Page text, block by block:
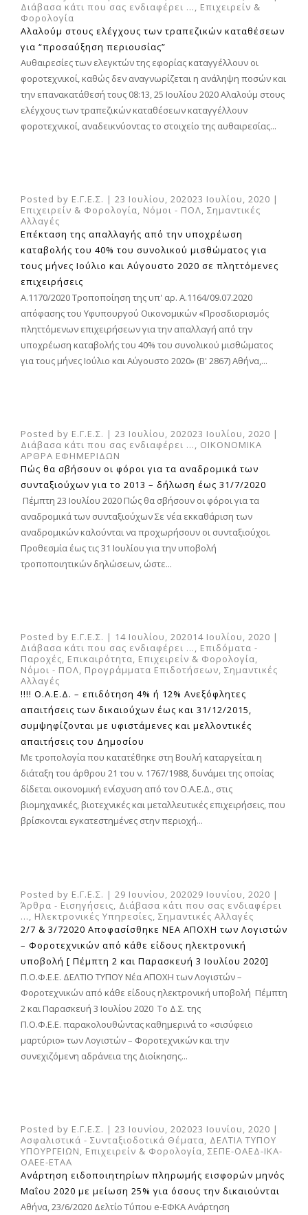
Διάβασα κάτι που σας ενδιαφέρει ..., Επιχειρείν &
Φορολογία
Αλαλούμ στους ελέγχους των τραπεζικών καταθέσεων
για “προσαύξηση περιουσίας”
Αυθαιρεσίες των ελεγκτών της εφορίας καταγγέλλουν οι
φοροτεχνικοί, καθώς δεν αναγνωρίζεται η ανάληψη ποσών και
την επανακατάθεσή τους 08:13, 25 Ιουλίου 2020 Αλαλούμ στους
ελέγχους των τραπεζικών καταθέσεων καταγγέλλουν
φοροτεχνικοί, αναδεικνύοντας το στοιχείο της αυθαιρεσίας...
Posted by Ε.Γ.Ε.Σ. | 23 Ιουλίου, 202023 Ιουλίου, 2020 |
Επιχειρείν & Φορολογία, Νόμοι - ΠΟΛ, Σημαντικές
Αλλαγές
Επέκταση της απαλλαγής από την υποχρέωση
καταβολής του 40% του συνολικού μισθώματος για
τους μήνες Ιούλιο και Αύγουστο 2020 σε πληττόμενες
επιχειρήσεις
Α.1170/2020 Τροποποίηση της υπ' αρ. Α.1164/09.07.2020
απόφασης του Υφυπουργού Οικονομικών «Προσδιορισμός
πληττόμενων επιχειρήσεων για την απαλλαγή από την
υποχρέωση καταβολής του 40% του συνολικού μισθώματος
για τους μήνες Ιούλιο και Αύγουστο 2020» (Β' 2867) Αθήνα,...
Posted by Ε.Γ.Ε.Σ. | 23 Ιουλίου, 202023 Ιουλίου, 2020 |
Διάβασα κάτι που σας ενδιαφέρει ..., ΟΙΚΟΝΟΜΙΚΑ
ΑΡΘΡΑ ΕΦΗΜΕΡΙΔΩΝ
Πώς θα σβήσουν οι φόροι για τα αναδρομικά των
συνταξιούχων για το 2013 – δήλωση έως 31/7/2020
Πέμπτη 23 Ιουλίου 2020 Πώς θα σβήσουν οι φόροι για τα
αναδρομικά των συνταξιούχων Σε νέα εκκαθάριση των
αναδρομικών καλούνται να προχωρήσουν οι συνταξιούχοι.
Προθεσμία έως τις 31 Ιουλίου για την υποβολή
τροποποιητικών δηλώσεων, ώστε...
Posted by Ε.Γ.Ε.Σ. | 14 Ιουλίου, 202014 Ιουλίου, 2020 |
Διάβασα κάτι που σας ενδιαφέρει ..., Επιδόματα -
Παροχές, Επικαιρότητα, Επιχειρείν & Φορολογία,
Νόμοι - ΠΟΛ, Προγράμματα Επιδοτήσεων, Σημαντικές
Αλλαγές
!!!! Ο.Α.Ε.Δ. – επιδότηση 4% ή 12% Ανεξόφλητες
απαιτήσεις των δικαιούχων έως και 31/12/2015,
συμψηφίζονται με υφιστάμενες και μελλοντικές
απαιτήσεις του Δημοσίου
Με τροπολογία που κατατέθηκε στη Βουλή καταργείται η
διάταξη του άρθρου 21 του ν. 1767/1988, δυνάμει της οποίας
δίδεται οικονομική ενίσχυση από τον Ο.Α.Ε.Δ., στις
βιομηχανικές, βιοτεχνικές και μεταλλευτικές επιχειρήσεις, που
βρίσκονται εγκατεστημένες στην περιοχή...
Posted by Ε.Γ.Ε.Σ. | 29 Ιουνίου, 202029 Ιουνίου, 2020 |
Άρθρα - Εισηγήσεις, Διάβασα κάτι που σας ενδιαφέρει
..., Ηλεκτρονικές Υπηρεσίες, Σημαντικές Αλλαγές
2/7 & 3/72020 Αποφασίσθηκε ΝΕΑ ΑΠΟΧΗ των Λογιστών
– Φοροτεχνικών από κάθε είδους ηλεκτρονική
υποβολή [ Πέμπτη 2 και Παρασκευή 3 Ιουλίου 2020]
Π.Ο.Φ.Ε.Ε. ΔΕΛΤΙΟ ΤΥΠΟΥ Νέα ΑΠΟΧΗ των Λογιστών –
Φοροτεχνικών από κάθε είδους ηλεκτρονική υποβολή Πέμπτη
2 και Παρασκευή 3 Ιουλίου 2020 Το Δ.Σ. της
Π.Ο.Φ.Ε.Ε. παρακολουθώντας καθημερινά το «σισύφειο
μαρτύριο» των Λογιστών – Φοροτεχνικών και την
συνεχιζόμενη αδράνεια της Διοίκησης...
Posted by Ε.Γ.Ε.Σ. | 23 Ιουνίου, 202023 Ιουνίου, 2020 |
Ασφαλιστικά - Συνταξιοδοτικά Θέματα, ΔΕΛΤΙΑ ΤΥΠΟΥ
ΥΠΟΥΡΓΕΙΩΝ, Επιχειρείν & Φορολογία, ΣΕΠΕ-ΟΑΕΔ-ΙΚΑ-
ΟΑΕΕ-ΕΤΑΑ
Ανάρτηση ειδοποιητηρίων πληρωμής εισφορών μηνός
Μαΐου 2020 με μείωση 25% για όσους την δικαιούνται
Αθήνα, 23/6/2020 Δελτίο Τύπου e-ΕΦΚΑ Ανάρτηση